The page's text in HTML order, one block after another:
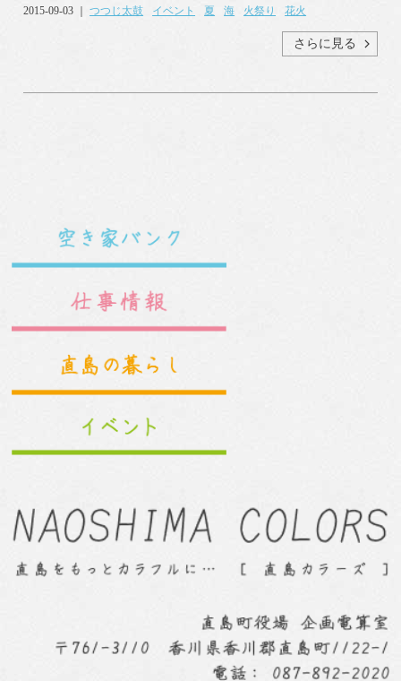
2015-09-03 ｜つつじ太鼓 イベント 夏 海 火祭り 花火
さらに見る